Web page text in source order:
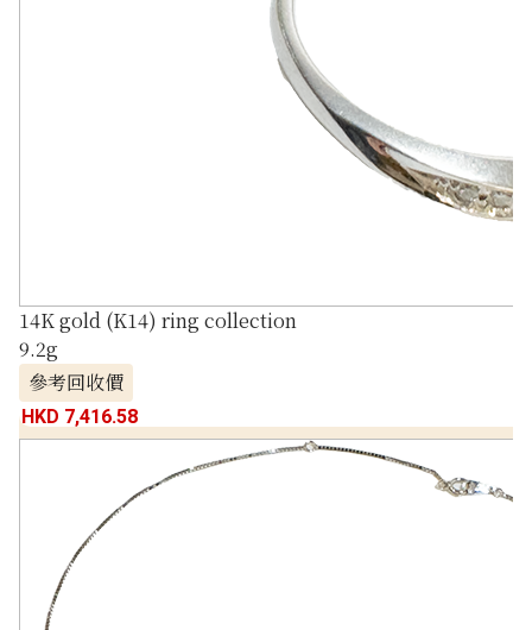
14K gold (K14) ring collection
9.2g
參考回收價
HKD 7,416.58